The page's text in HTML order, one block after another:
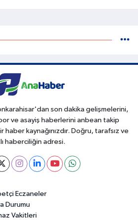
son dakika gelişmelerini,
ve asayiş haberlerini anbean takip
kaynağınızdır. Doğru, tarafsız ve
haberciliğin adresi.
Eczaneler
Durumu
Vakitleri